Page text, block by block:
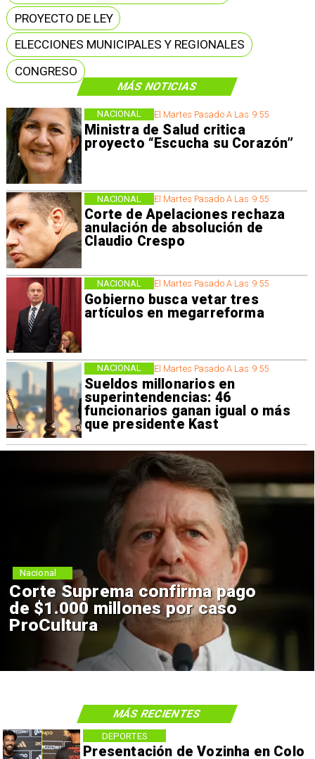
MÁS NOTICIAS
El Martes Pasado A Las 9:55
Ministra de Salud critica
proyecto “Escucha su Corazón”
NACIONAL
El Martes Pasado A Las 9:55
Corte de Apelaciones rechaza
anulación de absolución de
Claudio Crespo
NACIONAL
El Martes Pasado A Las 9:55
Gobierno busca vetar tres
artículos en megarreforma
NACIONAL
El Martes Pasado A Las 9:55
Sueldos millonarios en
superintendencias: 46
funcionarios ganan igual o más
que presidente Kast
NACIONAL
PROYECTO DE LEY
ELECCIONES MUNICIPALES Y REGIONALES
CONGRESO
Corte Suprema confirma pago
de $1.000 millones por caso
ProCultura
Nacional
Presentación de Vozinha en Colo
DEPORTES
MÁS RECIENTES